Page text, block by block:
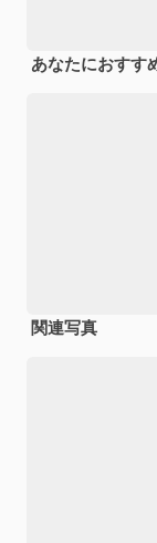
あなたにおすす
関連写真